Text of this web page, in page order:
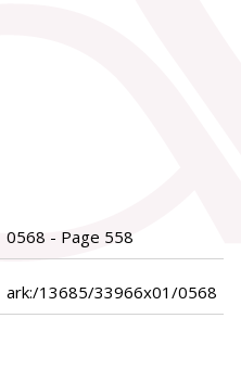
0568 - Page 558
ark:/13685/33966x01/0568